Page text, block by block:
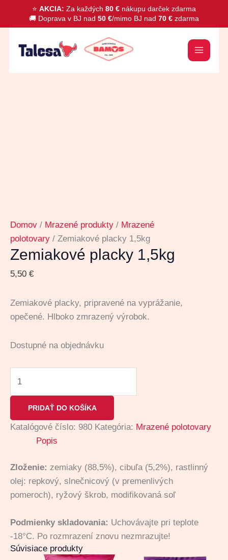
⭐ AKCIA: Za každých 80 € nákupu darček zdarma
🚚 Doprava v BJ nad 50 €/mimo BJ nad 70 € zdarma
Preskočiť
Domov / Mrazené produkty / Mrazené
polotovary / Zemiakové placky 1,5kg
Zemiakové placky 1,5kg
5,50 €
Zemiakové placky, pripravené na vyprážanie,
opečené. Hlboko zmrazený výrobok.
Dostupné na objednávku
Zemiakové
1,5kg
PRIDAŤ DO KOŠÍKA
Katalógové číslo: 980 Kategória: Mrazené polotovary
Popis
Zloženie: zemiaky (88,5%), cibuľa (5,2%), rastlinný
olej: repkový, slnečnicový (v premenlivých
pomeroch), ryžový škrob, modifikovaná soľ
Podmienky skladovania: Uchovávajte pri teplote
-18°C. Po rozmrazení znovu nezmrazujte!
Súvisiace produkty